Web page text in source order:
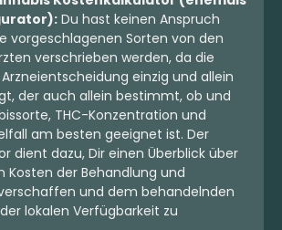
Du hast keinen Anspruch
vorgeschlagenen Sorten von den
verschrieben werden, da die
einzig und allein
der auch allein bestimmt, ob und
THC-Konzentration und
am besten geeignet ist. Der
dient dazu, Dir einen Überblick über
Kosten der Behandlung und
und dem behandelnden
lokalen Verfügbarkeit zu